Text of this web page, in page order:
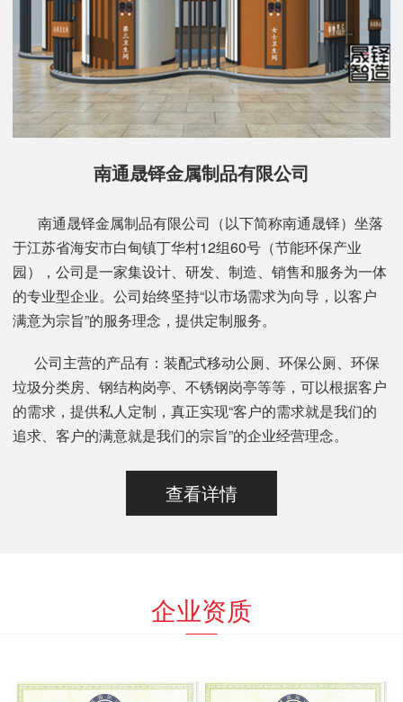
南通晟铎金属制品有限公司
南通晟铎金属制品有限公司（以下简称南通晟铎）坐落
于江苏省海安市白甸镇丁华村12组60号（节能环保产业
园），公司是一家集设计、研发、制造、销售和服务为一体
的专业型企业。公司始终坚持“以市场需求为向导，以客户
满意为宗旨”的服务理念，提供定制服务。
公司主营的产品有：装配式移动公厕、环保公厕、环保
垃圾分类房、钢结构岗亭、不锈钢岗亭等等，可以根据客户
的需求，提供私人定制，真正实现“客户的需求就是我们的
追求、客户的满意就是我们的宗旨”的企业经营理念。
查看详情
企业资质